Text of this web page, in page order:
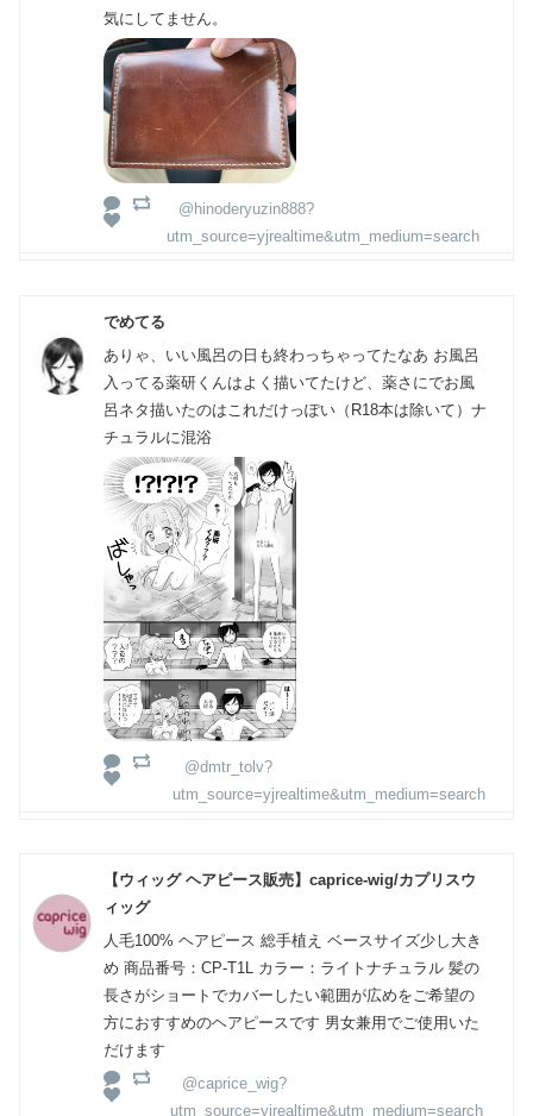
気にしてません。
@hinoderyuzin888?
utm_source=yjrealtime&utm_medium=search
でめてる
ありゃ、いい風呂の日も終わっちゃってたなあ お風呂
入ってる薬研くんはよく描いてたけど、薬さにでお風
呂ネタ描いたのはこれだけっぽい（R18本は除いて）ナ
チュラルに混浴
@dmtr_tolv?
utm_source=yjrealtime&utm_medium=search
【ウィッグ ヘアピース販売】caprice-wig/カプリスウ
ィッグ
人毛100% ヘアピース 総手植え ベースサイズ少し大き
め 商品番号：CP-T1L カラー：ライトナチュラル 髪の
長さがショートでカバーしたい範囲が広めをご希望の
方におすすめのヘアピースです 男女兼用でご使用いた
だけます
@caprice_wig?
utm_source=yjrealtime&utm_medium=search